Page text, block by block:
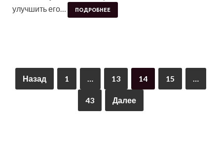
улучшить его…
ПОДРОБНЕЕ
Назад 1 … 13 14 15 …
43 Далее